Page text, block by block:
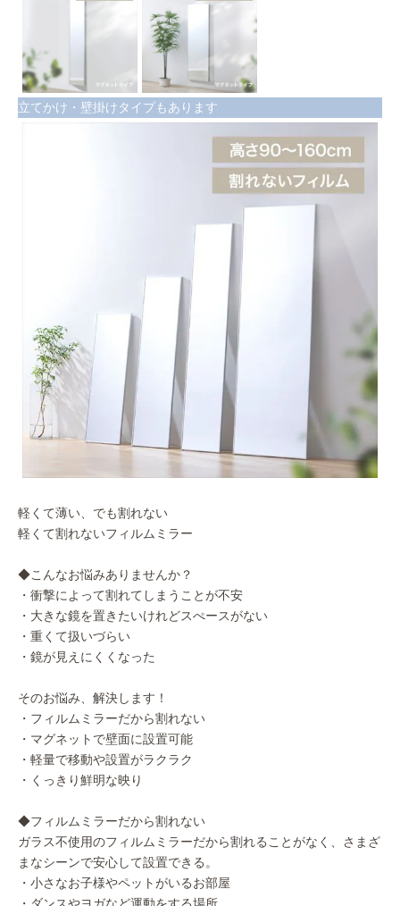
立てかけ・壁掛けタイプもあります
軽くて薄い、でも割れない
軽くて割れないフィルムミラー
◆こんなお悩みありませんか？
・衝撃によって割れてしまうことが不安
・大きな鏡を置きたいけれどスぺースがない
・重くて扱いづらい
・鏡が見えにくくなった
そのお悩み、解決します！
・フィルムミラーだから割れない
・マグネットで壁面に設置可能
・軽量で移動や設置がラクラク
・くっきり鮮明な映り
◆フィルムミラーだから割れない
ガラス不使用のフィルムミラーだから割れることがなく、さまざ
まなシーンで安心して設置できる。
・小さなお子様やペットがいるお部屋